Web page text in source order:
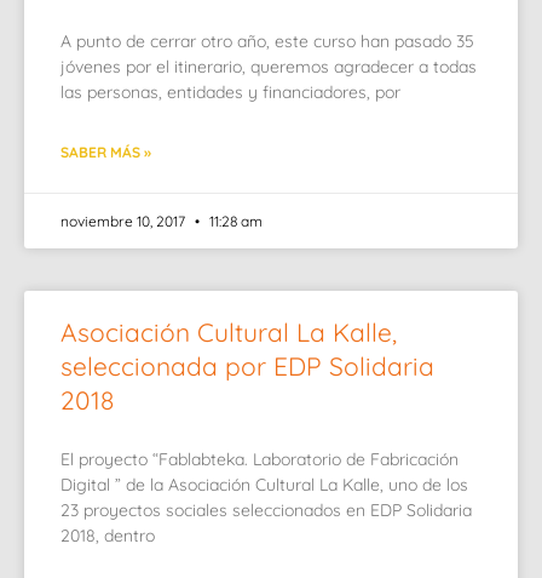
A punto de cerrar otro año, este curso han pasado 35
jóvenes por el itinerario, queremos agradecer a todas
las personas, entidades y financiadores, por
SABER MÁS »
noviembre 10, 2017 11:28 am
Asociación Cultural La Kalle,
seleccionada por EDP Solidaria
2018
El proyecto “Fablabteka. Laboratorio de Fabricación
Digital ” de la Asociación Cultural La Kalle, uno de los
23 proyectos sociales seleccionados en EDP Solidaria
2018, dentro